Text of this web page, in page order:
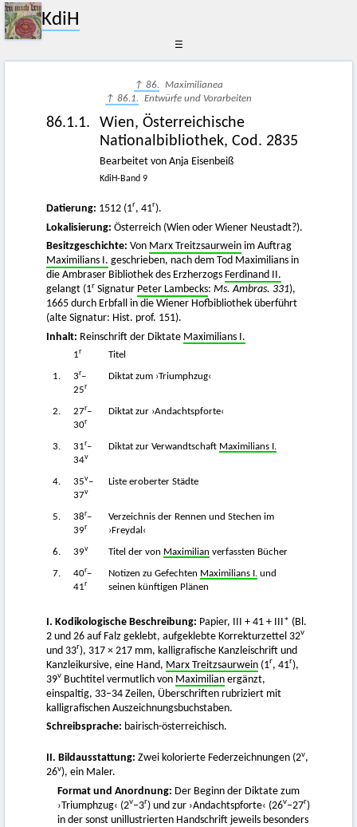
KdiH
☰
↑ 86. Maximilianea
↑ 86.1. Entwürfe und Vorarbeiten
86.1.1.
Wien, Österreichische
Nationalbibliothek, Cod. 2835
Bearbeitet von Anja Eisenbeiß
KdiH-Band 9
Datierung: 1512 (1r, 41r).
Lokalisierung: Österreich (Wien oder Wiener Neustadt?).
Besitzgeschichte: Von Marx Treitzsaurwein im Auftrag
Maximilians I. geschrieben, nach dem Tod Maximilians in
die Ambraser Bibliothek des Erzherzogs Ferdinand II.
gelangt (1r Signatur Peter Lambecks: Ms. Ambras. 331),
1665 durch Erbfall in die Wiener Hofbibliothek überführt
(alte Signatur: Hist. prof. 151).
Inhalt: Reinschrift der Diktate Maximilians I.
1r Titel
1. 3r–
25r
Diktat zum ›Triumphzug‹
2. 27r–
30r
Diktat zur ›Andachtspforte‹
3. 31r–
34v
Diktat zur Verwandtschaft Maximilians I.
4. 35v–
37v
Liste eroberter Städte
5. 38r–
39r
Verzeichnis der Rennen und Stechen im
›Freydal‹
6. 39v Titel der von Maximilian verfassten Bücher
7. 40r–
41r
Notizen zu Gefechten Maximilians I. und
seinen künftigen Plänen
I. Kodikologische Beschreibung: Papier, III + 41 + III* (Bl.
2 und 26 auf Falz geklebt, aufgeklebte Korrekturzettel 32v
und 33r), 317 × 217 mm, kalligrafische Kanzleischrift und
Kanzleikursive, eine Hand, Marx Treitzsaurwein (1r, 41r),
39v Buchtitel vermutlich von Maximilian ergänzt,
einspaltig, 33–34 Zeilen, Überschriften rubriziert mit
kalligrafischen Auszeichnungsbuchstaben.
Schreibsprache: bairisch-österreichisch.
II. Bildausstattung: Zwei kolorierte Federzeichnungen (2v,
26v), ein Maler.
Format und Anordnung: Der Beginn der Diktate zum
›Triumphzug‹ (2v–3r) und zur ›Andachtspforte‹ (26v–27r)
in der sonst unillustrierten Handschrift jeweils besonders